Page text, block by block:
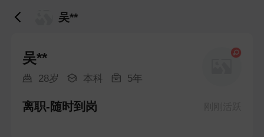
吴**
吴**
28岁 本科 5年
离职-随时到岗